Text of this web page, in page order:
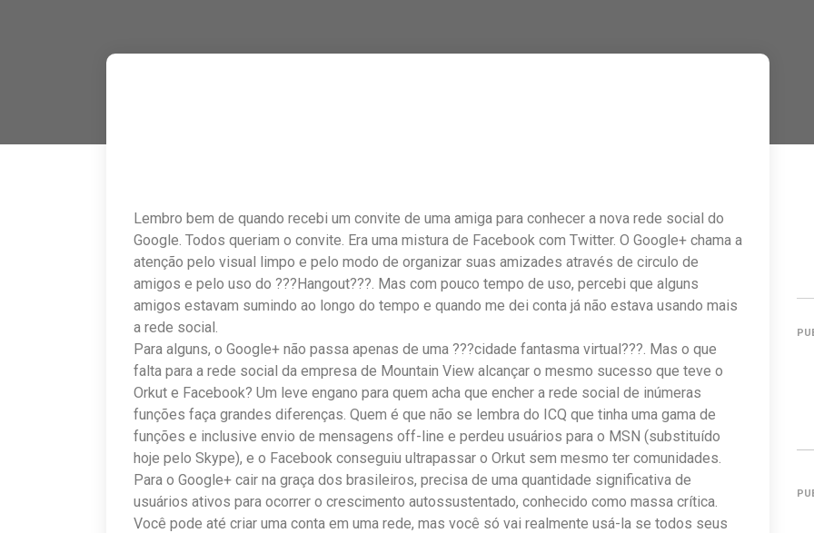
Lembro bem de quando recebi um convite de uma amiga para conhecer a nova rede social do
Google. Todos queriam o convite. Era uma mistura de Facebook com Twitter. O Google+ chama a
atenção pelo visual limpo e pelo modo de organizar suas amizades através de circulo de
amigos e pelo uso do ???Hangout???. Mas com pouco tempo de uso, percebi que alguns
amigos estavam sumindo ao longo do tempo e quando me dei conta já não estava usando mais
a rede social.
Para alguns, o Google+ não passa apenas de uma ???cidade fantasma virtual???. Mas o que
falta para a rede social da empresa de Mountain View alcançar o mesmo sucesso que teve o
Orkut e Facebook? Um leve engano para quem acha que encher a rede social de inúmeras
funções faça grandes diferenças. Quem é que não se lembra do ICQ que tinha uma gama de
funções e inclusive envio de mensagens off-line e perdeu usuários para o MSN (substituído
hoje pelo Skype), e o Facebook conseguiu ultrapassar o Orkut sem mesmo ter comunidades.
Para o Google+ cair na graça dos brasileiros, precisa de uma quantidade significativa de
usuários ativos para ocorrer o crescimento autossustentado, conhecido como massa crítica.
Você pode até criar uma conta em uma rede, mas você só vai realmente usá-la se todos seus